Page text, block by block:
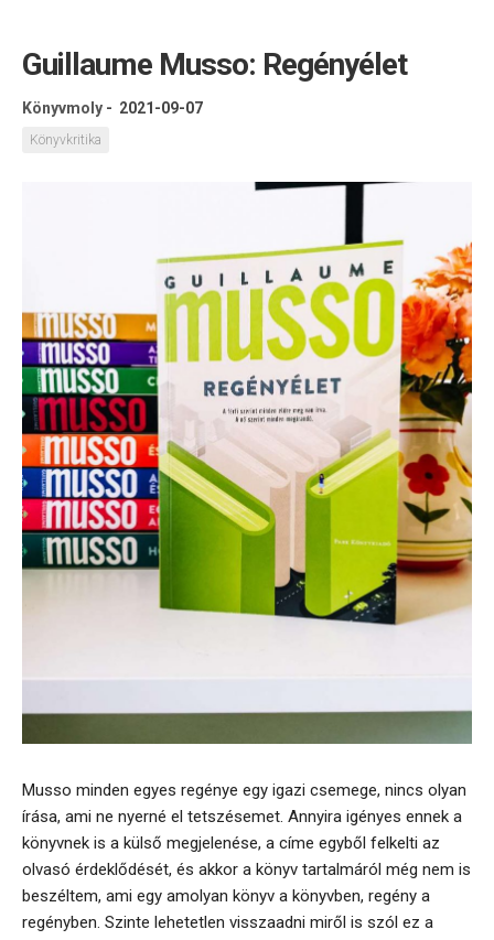
Guillaume Musso: Regényélet
Könyvmoly - 2021-09-07
Könyvkritika
Musso minden egyes regénye egy igazi csemege, nincs olyan
írása, ami ne nyerné el tetszésemet. Annyira igényes ennek a
könyvnek is a külső megjelenése, a címe egyből felkelti az
olvasó érdeklődését, és akkor a könyv tartalmáról még nem is
beszéltem, ami egy amolyan könyv a könyvben, regény a
regényben. Szinte lehetetlen visszaadni miről is szól ez a